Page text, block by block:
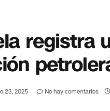
registra
23, 2025 No hay comentarios